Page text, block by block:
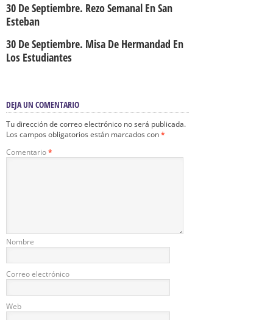
30 De Septiembre. Rezo Semanal En San
Esteban
30 De Septiembre. Misa De Hermandad En
Los Estudiantes
DEJA UN COMENTARIO
Tu dirección de correo electrónico no será publicada.
Los campos obligatorios están marcados con*
Comentario*
Nombre
Correo electrónico
Web